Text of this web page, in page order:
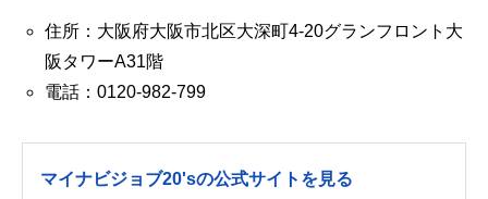
住所：大阪府大阪市北区大深町4-20グランフロント大
阪タワーA31階
電話：0120-982-799
マイナビジョブ20'sの公式サイトを見る